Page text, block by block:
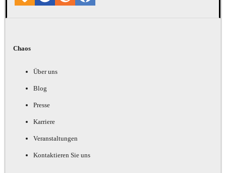
Chaos
Über uns
Blog
Presse
Karriere
Veranstaltungen
Kontaktieren Sie uns